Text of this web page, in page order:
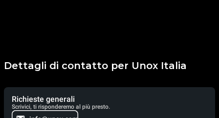
Dettagli di contatto per Unox Italia
Richieste generali
Scrivici, ti risponderemo al più presto.